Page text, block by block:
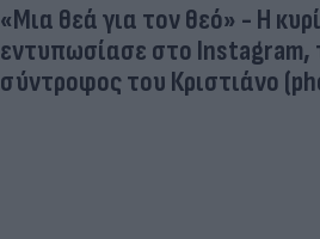
«Μια θεά για τον θεό» - Η
εντυπωσίασε στο Instagram,
σύντροφος του Κριστιάνο